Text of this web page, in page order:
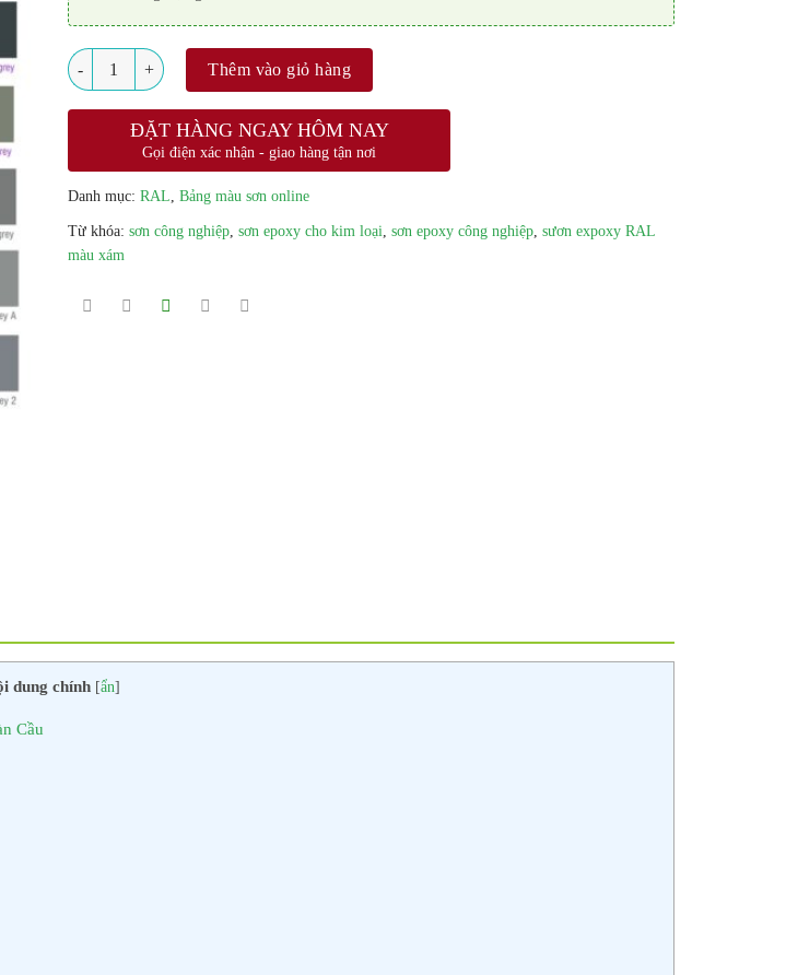
Số lượng
Thêm vào giỏ hàng
ĐẶT HÀNG NGAY HÔM NAY
Gọi điện xác nhận - giao hàng tận nơi
Danh mục: RAL, Bảng màu sơn online
Từ khóa: sơn công nghiệp, sơn epoxy cho kim loại, sơn epoxy công nghiệp, sươn expoxy RAL
màu xám
dung chính [ẩn]
Cầu